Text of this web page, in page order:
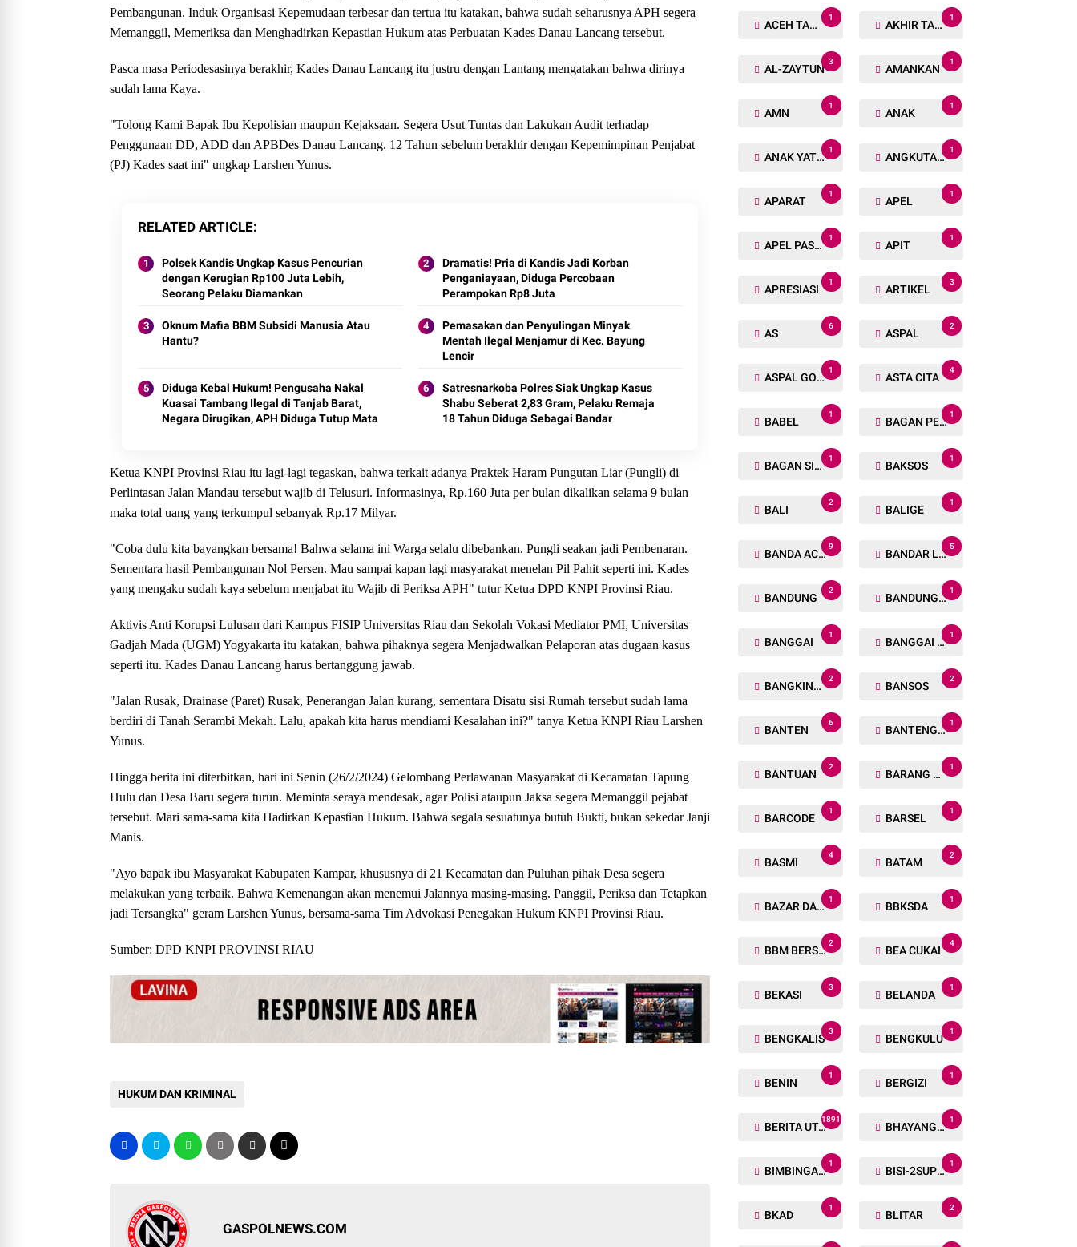
Pembangunan. Induk Organisasi Kepemudaan terbesar dan tertua itu katakan, bahwa sudah seharusnya APH segera
Memanggil, Memeriksa dan Menghadirkan Kepastian Hukum atas Perbuatan Kades Danau Lancang tersebut.
Pasca masa Periodesasinya berakhir, Kades Danau Lancang itu justru dengan Lantang mengatakan bahwa dirinya
sudah lama Kaya.
"Tolong Kami Bapak Ibu Kepolisian maupun Kejaksaan. Segera Usut Tuntas dan Lakukan Audit terhadap
Penggunaan DD, ADD dan APBDes Danau Lancang. 12 Tahun sebelum berakhir dengan Kepemimpinan Penjabat
(PJ) Kades saat ini" ungkap Larshen Yunus.
RELATED ARTICLE
Polsek Kandis Ungkap Kasus Pencurian
dengan Kerugian Rp100 Juta Lebih,
Seorang Pelaku Diamankan
Dramatis! Pria di Kandis Jadi Korban
Penganiayaan, Diduga Percobaan
Perampokan Rp8 Juta
Oknum Mafia BBM Subsidi Manusia Atau
Hantu?
Pemasakan dan Penyulingan Minyak
Mentah Ilegal Menjamur di Kec. Bayung
Lencir
Diduga Kebal Hukum! Pengusaha Nakal
Kuasai Tambang Ilegal di Tanjab Barat,
Negara Dirugikan, APH Diduga Tutup Mata
Satresnarkoba Polres Siak Ungkap Kasus
Shabu Seberat 2,83 Gram, Pelaku Remaja
18 Tahun Diduga Sebagai Bandar
Ketua KNPI Provinsi Riau itu lagi-lagi tegaskan, bahwa terkait adanya Praktek Haram Pungutan Liar (Pungli) di
Perlintasan Jalan Mandau tersebut wajib di Telusuri. Informasinya, Rp.160 Juta per bulan dikalikan selama 9 bulan
maka total uang yang terkumpul sebanyak Rp.17 Milyar.
"Coba dulu kita bayangkan bersama! Bahwa selama ini Warga selalu dibebankan. Pungli seakan jadi Pembenaran.
Sementara hasil Pembangunan Nol Persen. Mau sampai kapan lagi masyarakat menelan Pil Pahit seperti ini. Kades
yang mengaku sudah kaya sebelum menjabat itu Wajib di Periksa APH" tutur Ketua DPD KNPI Provinsi Riau.
Aktivis Anti Korupsi Lulusan dari Kampus FISIP Universitas Riau dan Sekolah Vokasi Mediator PMI, Universitas
Gadjah Mada (UGM) Yogyakarta itu katakan, bahwa pihaknya segera Menjadwalkan Pelaporan atas dugaan kasus
seperti itu. Kades Danau Lancang harus bertanggung jawab.
"Jalan Rusak, Drainase (Paret) Rusak, Penerangan Jalan kurang, sementara Disatu sisi Rumah tersebut sudah lama
berdiri di Tanah Serambi Mekah. Lalu, apakah kita harus mendiami Kesalahan ini?" tanya Ketua KNPI Riau Larshen
Yunus.
Hingga berita ini diterbitkan, hari ini Senin (26/2/2024) Gelombang Perlawanan Masyarakat di Kecamatan Tapung
Hulu dan Desa Baru segera turun. Meminta seraya mendesak, agar Polisi ataupun Jaksa segera Memanggil pejabat
tersebut. Mari sama-sama kita Hadirkan Kepastian Hukum. Bahwa segala sesuatunya butuh Bukti, bukan sekedar Janji
Manis.
"Ayo bapak ibu Masyarakat Kabupaten Kampar, khususnya di 21 Kecamatan dan Puluhan pihak Desa segera
melakukan yang terbaik. Bahwa Kemenangan akan menemui Jalannya masing-masing. Panggil, Periksa dan Tetapkan
jadi Tersangka" geram Larshen Yunus, bersama-sama Tim Advokasi Penegakan Hukum KNPI Provinsi Riau.
Sumber: DPD KNPI PROVINSI RIAU
HUKUM DAN KRIMINAL
GASPOLNEWS.COM
ACEH TAMIANG
1
AKHIR TAHUN
1
AL-ZAYTUN
3
AMANKAN
1
AMN
1
ANAK
1
ANAK YATIM
1
ANGKUTAN TRANSPORTASI
1
APARAT
1
APEL
1
APEL PASUKAN
1
APIT
1
APRESIASI
1
ARTIKEL
3
AS
6
ASPAL
2
ASPAL GORENG
1
ASTA CITA
4
BABEL
1
BAGAN PETE
1
BAGAN SIAPIN API
1
BAKSOS
1
BALI
2
BALIGE
1
BANDA ACEH
9
BANDAR LAMPUNG
5
BANDUNG
2
BANDUNG BARAT
1
BANGGAI
1
BANGGAI LAUT
1
BANGKINANG
2
BANSOS
2
BANTEN
6
BANTENG RAIDERS
1
BANTUAN
2
BARANG TUAKA
1
BARCODE
1
BARSEL
1
BASMI
4
BATAM
2
BAZAR DAN BAKSOS RAMADHAN
1
BBKSDA
1
BBM BERSUBSIDI
2
BEA CUKAI
4
BEKASI
3
BELANDA
1
BENGKALIS
3
BENGKULU
1
BENIN
1
BERGIZI
1
BERITA UTAMA
1891
BHAYANGKARA RUN
1
BIMBINGAN ROHANI
1
BISI-2SUPER
1
BKAD
1
BLITAR
2